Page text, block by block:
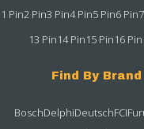
1 Pin2 Pin3 Pin4 Pin5 Pin6 Pin
13 Pin14 Pin15 Pin16 Pin
Find By Brand
BoschDelphiDeutschFCI